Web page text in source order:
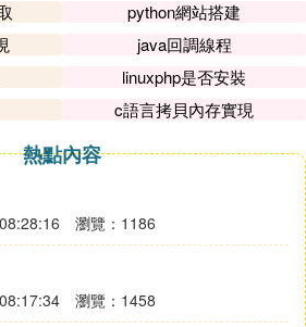
於自帶免費的DBF格式的
流行的開發語言，現在許多單
開發的。VFP主要用在小規
開發，當然也有像工控軟體、
。
文作為程序代碼編程語言，其
人為吳濤。易語言早期版本的名
版本的發布可追溯至2000年9
的初衷是進行用中文來編寫程序
以中國人的思維編寫程序，並不
。
python網站搭建
java回調線程
linuxphp是否安裝
c語言拷貝內存實現
熱點內容
瀏覽：1186
瀏覽：1458